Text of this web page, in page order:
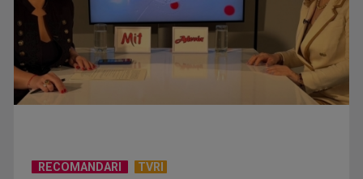
„Cerul” trupei Proconsul – a şasea cea mai votată piesă în
concursul „Cerbul ...
RECOMANDARI TVRI